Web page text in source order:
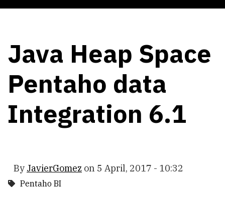
Java Heap Space
Pentaho data
Integration 6.1
By JavierGomez on 5 April, 2017 - 10:32
Pentaho BI